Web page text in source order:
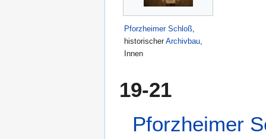
Pforzheimer Schloß
historischer Archivbau
Innen
19-21
Pforzheimer